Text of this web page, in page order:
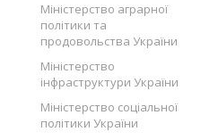
Міністерство аграрної
політики та
продовольства України
Міністерство
інфраструктури України
Міністерство соціальної
політики України